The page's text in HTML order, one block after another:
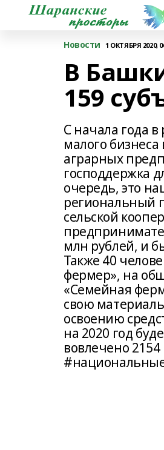
Новости 1 ОКТЯБРЯ 2020,
В
159
С начала года в
малого
аграрных
господдержка
очередь, это
региональный
сельской
млн рублей, и
Также 40
фермер», на
«Семейная
свою
освоению
на 2020 год
вовлечено